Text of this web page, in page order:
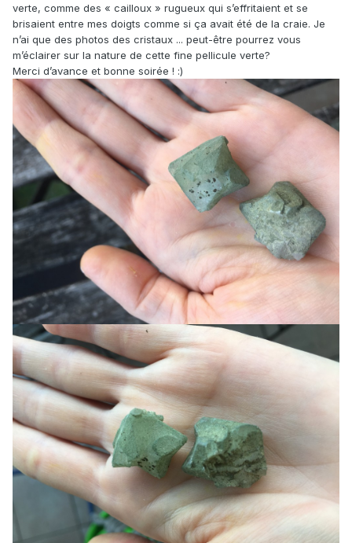
verte, comme des « cailloux » rugueux qui s’effritaient et se
brisaient entre mes doigts comme si ça avait été de la craie. Je
n’ai que des photos des cristaux ... peut-être pourrez vous
m’éclairer sur la nature de cette fine pellicule verte?
Merci d’avance et bonne soirée ! :)